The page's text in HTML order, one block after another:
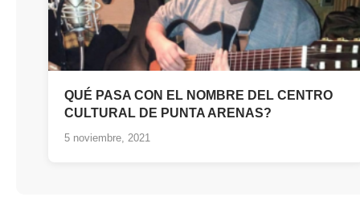
QUÉ PASA CON EL NOMBRE DEL CENTRO
CULTURAL DE PUNTA ARENAS?
5 noviembre, 2021